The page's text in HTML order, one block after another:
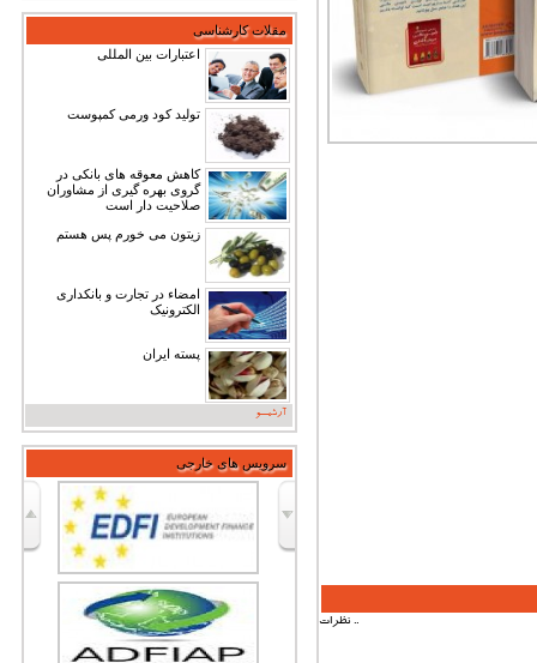
مقلات کارشناسی
اعتبارات بین المللی
تولید کود ورمی کمپوست
کاهش معوقه های بانکی در
گروی بهره گیری از مشاوران
صلاحیت دار است
زیتون می خورم پس هستم
امضاء در تجارت و بانکداری
الکترونیک
پسته ایران
آرشیــو
سرویس های خارجی
نظرات ..